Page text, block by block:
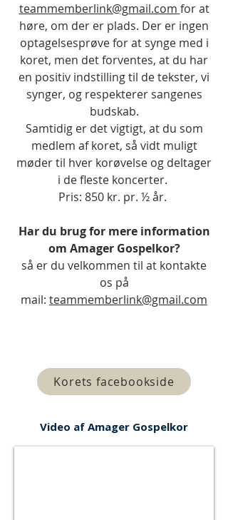
teammemberlink@gmail.com for at
høre, om der er plads. Der er ingen
optagelsesprøve for at synge med i
koret, men det forventes, at du har
en positiv indstilling til de tekster, vi
synger, og respekterer sangenes
budskab.
Samtidig er det vigtigt, at du som
medlem af koret, så vidt muligt
møder til hver korøvelse og deltager
i de fleste koncerter.
Pris: 850 kr. pr. ½ år.
Har du brug for mere information
om Amager Gospelkor?
så er du velkommen til at kontakte
os på
mail: teammemberlink@gmail.com
Korets facebookside
Video af Amager Gospelkor